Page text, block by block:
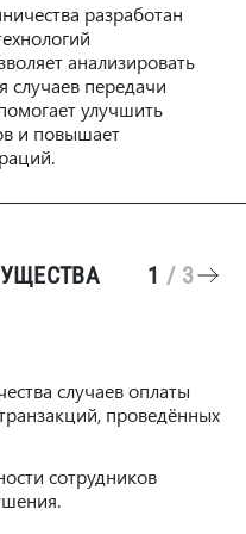
разработан
анализировать
передачи
улучшить
и повышает
1 / 3
случаев оплаты
проведённых
сотрудников